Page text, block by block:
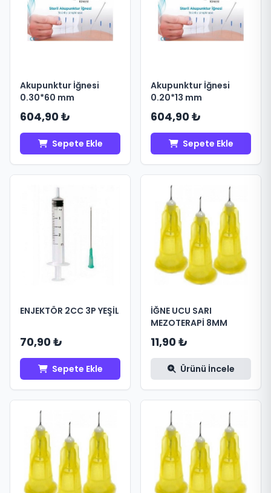
Akupunktur İğnesi
0.30*60 mm
604,90 ₺
Sepete Ekle
Akupunktur İğnesi
0.20*13 mm
604,90 ₺
Sepete Ekle
ENJEKTÖR 2CC 3P YEŞİL
70,90 ₺
Sepete Ekle
İĞNE UCU SARI
MEZOTERAPİ 8MM
11,90 ₺
Ürünü İncele